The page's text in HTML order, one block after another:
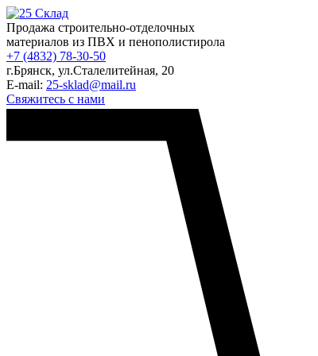
Продажа строительно-отделочных
материалов из ПВХ и пенополистирола
+7 (4832) 78-30-50
г.Брянск, ул.Сталелитейная, 20
E-mail: 25-sklad@mail.ru
Свяжитесь с нами